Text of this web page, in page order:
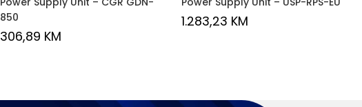
850
306,89 KM
1.283,23 KM